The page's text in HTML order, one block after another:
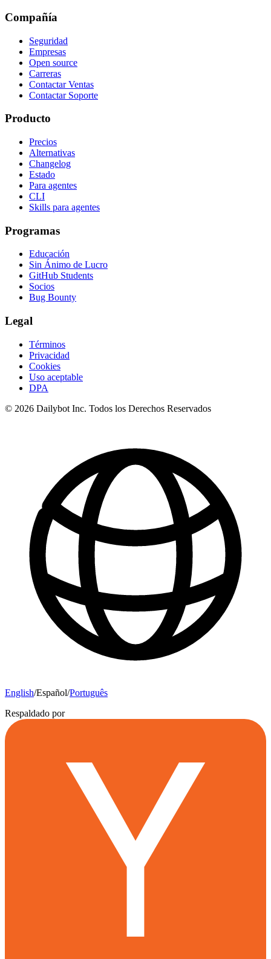
Compañía
Seguridad
Empresas
Open source
Carreras
Contactar Ventas
Contactar Soporte
Producto
Precios
Alternativas
Changelog
Estado
Para agentes
CLI
Skills para agentes
Programas
Educación
Sin Ánimo de Lucro
GitHub Students
Socios
Bug Bounty
Legal
Términos
Privacidad
Cookies
Uso aceptable
DPA
© 2026 Dailybot Inc. Todos los Derechos Reservados
English/Español/Português
Respaldado por